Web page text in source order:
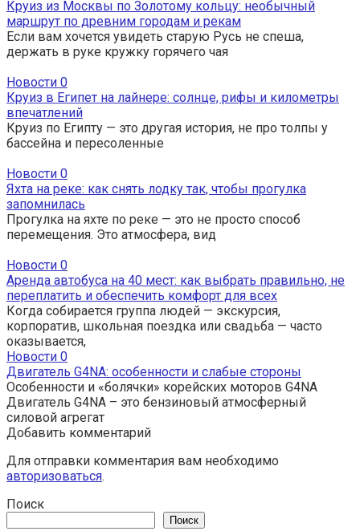
Круиз из Москвы по Золотому кольцу: необычный
маршрут по древним городам и рекам
Если вам хочется увидеть старую Русь не спеша,
держать в руке кружку горячего чая
Новости 0
Круиз в Египет на лайнере: солнце, рифы и километры
впечатлений
Круиз по Египту — это другая история, не про толпы у
бассейна и пересоленные
Новости 0
Яхта на реке: как снять лодку так, чтобы прогулка
запомнилась
Прогулка на яхте по реке — это не просто способ
перемещения. Это атмосфера, вид
Новости 0
Аренда автобуса на 40 мест: как выбрать правильно, не
переплатить и обеспечить комфорт для всех
Когда собирается группа людей — экскурсия,
корпоратив, школьная поездка или свадьба — часто
оказывается,
Новости 0
Двигатель G4NA: особенности и слабые стороны
Особенности и «болячки» корейских моторов G4NA
Двигатель G4NA – это бензиновый атмосферный
силовой агрегат
Добавить комментарий
Для отправки комментария вам необходимо
авторизоваться.
Поиск
Поиск